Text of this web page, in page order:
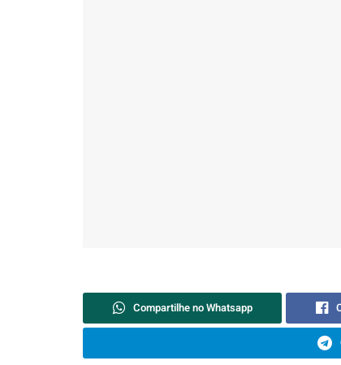
Compartilhe no Whatsapp